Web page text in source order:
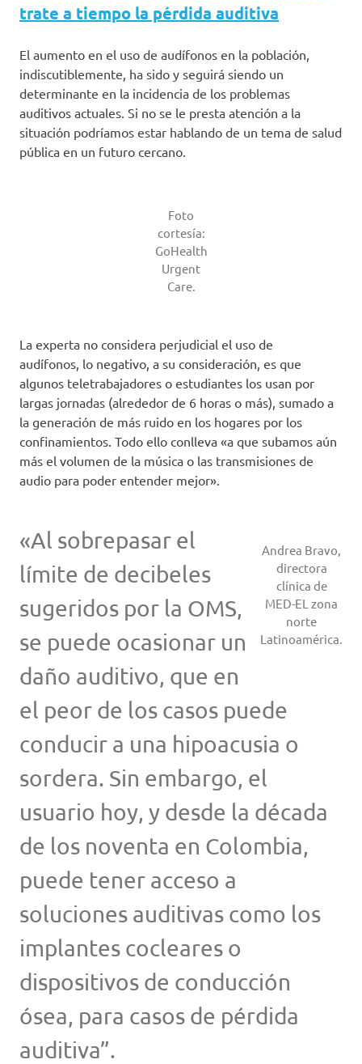
trate a tiempo la pérdida auditiva
El aumento en el uso de audífonos en la población,
indiscutiblemente, ha sido y seguirá siendo un
determinante en la incidencia de los problemas
auditivos actuales. Si no se le presta atención a la
situación podríamos estar hablando de un tema de salud
pública en un futuro cercano.
Foto
cortesía:
GoHealth
Urgent
Care.
La experta no considera perjudicial el uso de
audífonos, lo negativo, a su consideración, es que
algunos teletrabajadores o estudiantes los usan por
largas jornadas (alrededor de 6 horas o más), sumado a
la generación de más ruido en los hogares por los
confinamientos. Todo ello conlleva «a que subamos aún
más el volumen de la música o las transmisiones de
audio para poder entender mejor».
Andrea Bravo,
directora
clínica de
MED-EL zona
norte
Latinoamérica.
«Al sobrepasar el
límite de decibeles
sugeridos por la OMS,
se puede ocasionar un
daño auditivo, que en
el peor de los casos puede
conducir a una hipoacusia o
sordera. Sin embargo, el
usuario hoy, y desde la década
de los noventa en Colombia,
puede tener acceso a
soluciones auditivas como los
implantes cocleares o
dispositivos de conducción
ósea, para casos de pérdida
auditiva”.